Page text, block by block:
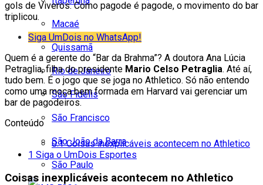
Macaé
Quissamã
Rio de Janeiro
São Fidélis
São Francisco
São João da Barra
São Paulo
gols de Viveros. Como pagode é pagode, o movimento do bar
triplicou.
Siga UmDois no WhatsApp!
Quem é a gerente do “Bar da Brahma”? A doutora Ana Lúcia
Petraglia, filha do presidente Mario Celso Petraglia. Até aí,
tudo bem. É o jogo que se joga no Athletico. Só não entendo
como uma moça bem formada em Harvard vai gerenciar um
bar de pagodeiros.
Conteúdo
0.1Coisas inexplicáveis acontecem no Athletico
1 Siga o UmDois Esportes
Coisas inexplicáveis acontecem no Athletico